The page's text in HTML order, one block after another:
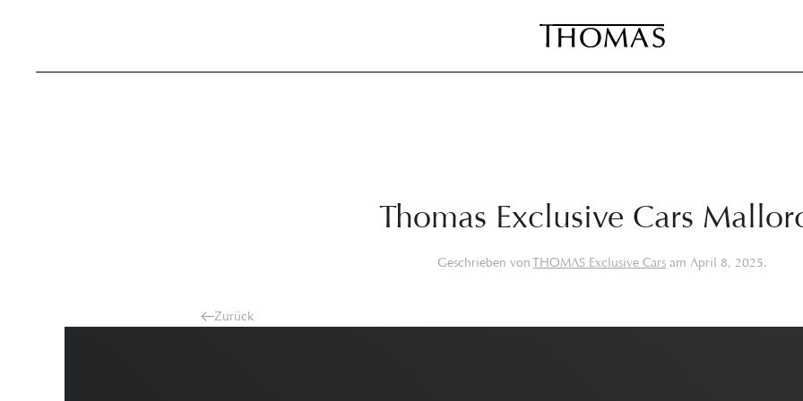
Thomas Exclusive Cars
Geschrieben vonTHOMAS Exclusive Cars am April 8, 2025.
Zurück